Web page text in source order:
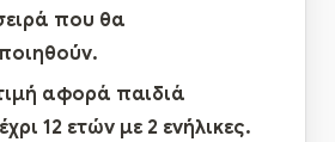
που θα
αφορά παιδιά
12 ετών με 2 ενήλικες.